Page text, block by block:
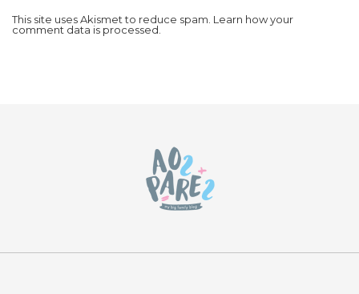
This site uses Akismet to reduce spam. Learn how your
comment data is processed.